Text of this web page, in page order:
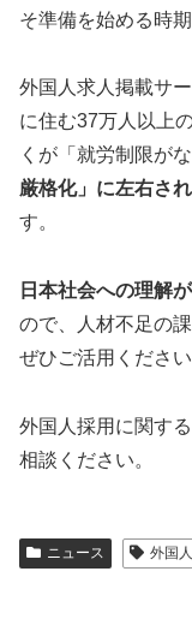
そ準備を始める時
外国人求人掲載サ
に住む37万人以上
くが「就労制限が
厳格化」に左右さ
す。
日本社会への理解
ので、人材不足の
ぜひご活用ください
外国人採用に関す
相談ください。
ニュース 外国